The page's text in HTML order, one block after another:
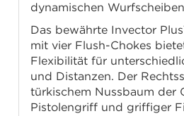
dynamischen
Das bewährte Invector
mit vier Flush-Chokes
Flexibilität für
und Distanzen. Der
türkischem Nussbaum der
Pistolengriff und griffiger